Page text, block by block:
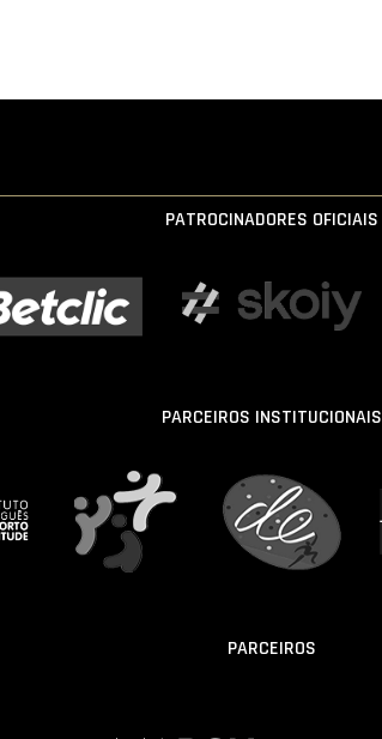
PATROCINADORES OFICIAIS
PARCEIROS INSTITUCIONAIS
PARCEIROS